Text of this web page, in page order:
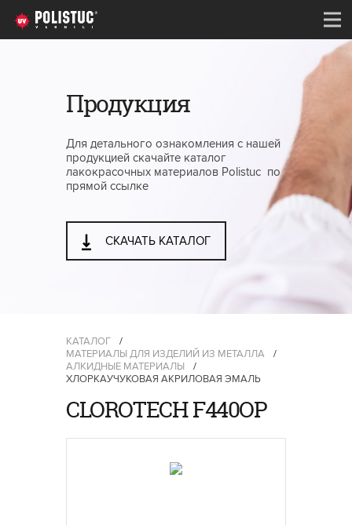
Продукция
Для детального ознакомления с нашей
продукцией скачайте каталог
лакокрасочных материалов Polistuc по
прямой ссылке
СКАЧАТЬ КАТАЛОГ
КАТАЛОГ
/
МАТЕРИАЛЫ ДЛЯ ИЗДЕЛИЙ ИЗ МЕТАЛЛА
/
АЛКИДНЫЕ МАТЕРИАЛЫ
/
ХЛОРКАУЧУКОВАЯ АКРИЛОВАЯ ЭМАЛЬ
CLOROTECH F440OP